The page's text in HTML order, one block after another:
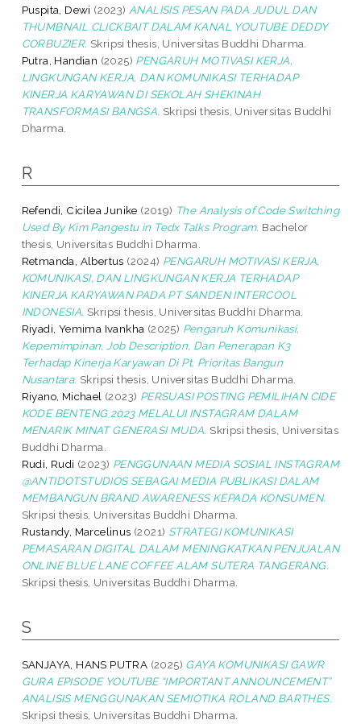
Puspita, Dewi (2023) ANALISIS PESAN PADA JUDUL DAN
THUMBNAIL CLICKBAIT DALAM KANAL YOUTUBE DEDDY
CORBUZIER. Skripsi thesis, Universitas Buddhi Dharma.
Putra, Handian (2025) PENGARUH MOTIVASI KERJA,
LINGKUNGAN KERJA, DAN KOMUNIKASI TERHADAP
KINERJA KARYAWAN DI SEKOLAH SHEKINAH
TRANSFORMASI BANGSA. Skripsi thesis, Universitas Buddhi
Dharma.
R
Refendi, Cicilea Junike (2019) The Analysis of Code Switching
Used By Kim Pangestu in Tedx Talks Program. Bachelor
thesis, Universitas Buddhi Dharma.
Retmanda, Albertus (2024) PENGARUH MOTIVASI KERJA,
KOMUNIKASI, DAN LINGKUNGAN KERJA TERHADAP
KINERJA KARYAWAN PADA PT SANDEN INTERCOOL
INDONESIA. Skripsi thesis, Universitas Buddhi Dharma.
Riyadi, Yemima Ivankha (2025) Pengaruh Komunikasi,
Kepemimpinan, Job Description, Dan Penerapan K3
Terhadap Kinerja Karyawan Di Pt. Prioritas Bangun
Nusantara. Skripsi thesis, Universitas Buddhi Dharma.
Riyano, Michael (2023) PERSUASI POSTING PEMILIHAN CIDE
KODE BENTENG 2023 MELALUI INSTAGRAM DALAM
MENARIK MINAT GENERASI MUDA. Skripsi thesis, Universitas
Buddhi Dharma.
Rudi, Rudi (2023) PENGGUNAAN MEDIA SOSIAL INSTAGRAM
@ANTIDOTSTUDIOS SEBAGAI MEDIA PUBLIKASI DALAM
MEMBANGUN BRAND AWARENESS KEPADA KONSUMEN.
Skripsi thesis, Universitas Buddhi Dharma.
Rustandy, Marcelinus (2021) STRATEGI KOMUNIKASI
PEMASARAN DIGITAL DALAM MENINGKATKAN PENJUALAN
ONLINE BLUE LANE COFFEE ALAM SUTERA TANGERANG.
Skripsi thesis, Universitas Buddhi Dharma.
S
SANJAYA, HANS PUTRA (2025) GAYA KOMUNIKASI GAWR
GURA EPISODE YOUTUBE “IMPORTANT ANNOUNCEMENT”
ANALISIS MENGGUNAKAN SEMIOTIKA ROLAND BARTHES.
Skripsi thesis, Universitas Buddhi Dharma.